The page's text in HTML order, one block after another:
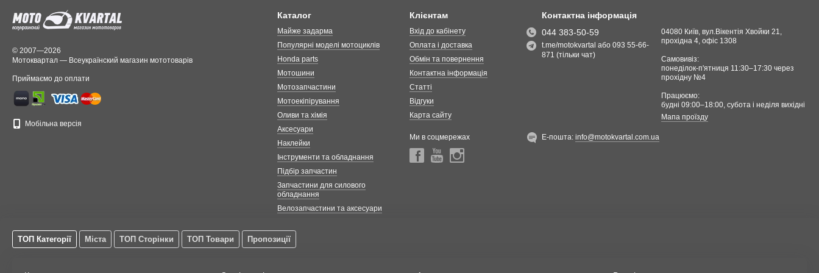
23
© 2007—2026
Мотоквартал — Всеукраїнский магазин мототоварів
Приймаємо до оплати
Мобільна версія
Каталог
Майже задарма
Популярні моделі мотоциклів
Honda parts
Мотошини
Мотозапчастини
Мотоекіпірування
Оливи та хімія
Аксесуари
Наклейки
Інструменти та обладнання
Підбір запчастин
Запчастини для силового
обладнання
Велозапчастини та аксесуари
Клієнтам
Вхід до кабінету
Оплата і доставка
Обмін та повернення
Контактна інформація
Статті
Відгуки
Карта сайту
Ми в соцмережах
Контактна інформація
044 383-50-59
t.me/motokvartal або 093 55-66-
871 (тільки чат)
04080 Київ, вул.Вікентія Хвойки 21,
прохідна 4, офіс 1308
Самовивіз:
понеділок-п'ятниця 11:30–17:30 через
прохідну №4
Працюємо:
будні 09:00–18:00, cубота і неділя вихідні
Мапа проїзду
Е-пошта:info@motokvartal.com.ua
ТОП Категорії Міста ТОП Сторінки ТОП Товари Пропозиції